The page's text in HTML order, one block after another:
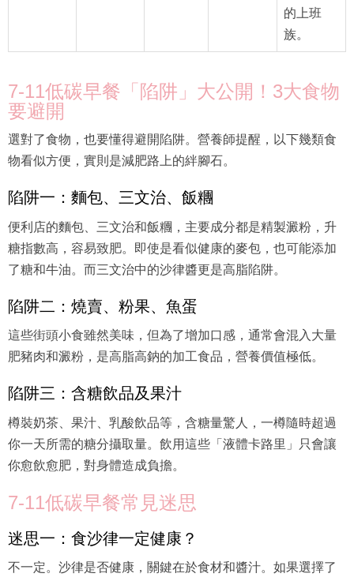
的上班
族。
7-11低碳早餐「陷阱」大公開！3大食物
要避開
選對了食物，也要懂得避開陷阱。營養師提醒，以下幾類食
物看似方便，實則是減肥路上的絆腳石。
陷阱一：麵包、三文治、飯糰
便利店的麵包、三文治和飯糰，主要成分都是精製澱粉，升
糖指數高，容易致肥。即使是看似健康的麥包，也可能添加
了糖和牛油。而三文治中的沙律醬更是高脂陷阱。
陷阱二：燒賣、粉果、魚蛋
這些街頭小食雖然美味，但為了增加口感，通常會混入大量
肥豬肉和澱粉，是高脂高鈉的加工食品，營養價值極低。
陷阱三：含糖飲品及果汁
樽裝奶茶、果汁、乳酸飲品等，含糖量驚人，一樽隨時超過
你一天所需的糖分攝取量。飲用這些「液體卡路里」只會讓
你愈飲愈肥，對身體造成負擔。
7-11低碳早餐常見迷思
迷思一：食沙律一定健康？
不一定。沙律是否健康，關鍵在於食材和醬汁。如果選擇了